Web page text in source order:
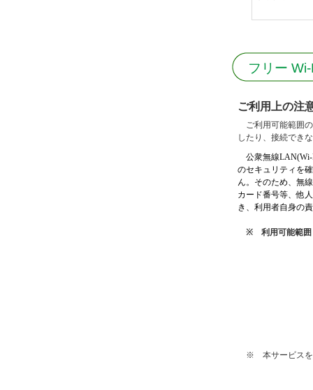
フリー
ご利用上の注
ご利用可能範囲
したり、接続でき
公衆無線LAN(Wi-
のセキュリティを
ん。そのため、無
カード番号等、他
き、利用者自身の
※ 利用可能範囲
※ 本サービスを